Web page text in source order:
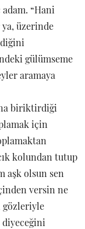
“Hani
üzerinde
gülümseme
aramaya
biriktirdiği
için
kolundan tutup
aşk olsun sen
versin ne
gözleriyle
diyeceğini